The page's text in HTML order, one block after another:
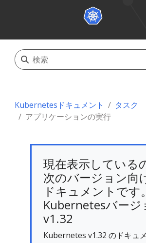
Kubernetesドキュメント
タスク
アプリケーションの実行
現在表示している
次のバージョン向
ドキュメントです。
Kubernetesバージ
v1.32
Kubernetes v1.32 のドキュ